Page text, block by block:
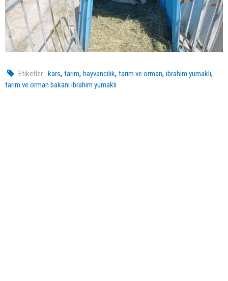
Etiketler : kars,tarım,hayvancılık,tarım ve orman,ibrahim yumaklı,
tarım ve orman bakanı ibrahim yumaklı